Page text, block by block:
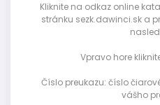
Kliknite na odkaz online
stránku sezk.dawinci.sk a
Vpravo hore
Číslo preukazu: číslo
vášho